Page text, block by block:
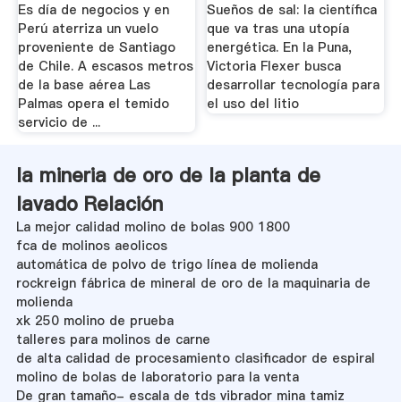
Es día de negocios y en
Perú aterriza un vuelo
proveniente de Santiago
de Chile. A escasos metros
de la base aérea Las
Palmas opera el temido
servicio de ...
Sueños de sal: la científica
que va tras una utopía
energética. En la Puna,
Victoria Flexer busca
desarrollar tecnología para
el uso del litio
la mineria de oro de la planta de
lavado Relación
La mejor calidad molino de bolas 900 1800
fca de molinos aeolicos
automática de polvo de trigo línea de molienda
rockreign fábrica de mineral de oro de la maquinaria de
molienda
xk 250 molino de prueba
talleres para molinos de carne
de alta calidad de procesamiento clasificador de espiral
molino de bolas de laboratorio para la venta
De gran tamaño- escala de tds vibrador mina tamiz